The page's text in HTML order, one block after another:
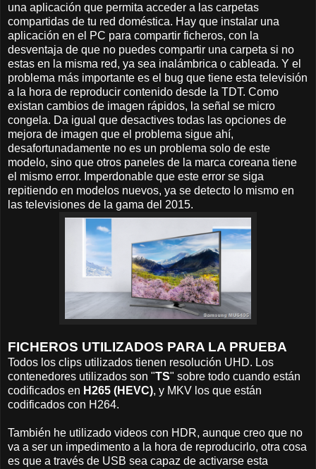
una aplicación que permita acceder a las carpetas
compartidas de tu red doméstica. Hay que instalar una
aplicación en el PC para compartir ficheros, con la
desventaja de que no puedes compartir una carpeta si no
estas en la misma red, ya sea inalámbrica o cableada. Y el
problema más importante es el bug que tiene esta televisión
a la hora de reproducir contenido desde la TDT. Como
existan cambios de imagen rápidos, la señal se micro
congela. Da igual que desactives todas las opciones de
mejora de imagen que el problema sigue ahí,
desafortunadamente no es un problema solo de este
modelo, sino que otros paneles de la marca coreana tiene
el mismo error. Imperdonable que este error se siga
repitiendo en modelos nuevos, ya se detecto lo mismo en
las televisiones de la gama del 2015.
FICHEROS UTILIZADOS PARA LA PRUEBA
Todos los clips utilizados tienen resolución UHD. Los
contenedores utilizados son "TS" sobre todo cuando están
codificados en H265 (HEVC), y MKV los que están
codificados con H264.
También he utilizado videos con HDR, aunque creo que no
va a ser un impedimento a la hora de reproducirlo, otra cosa
es que a través de USB sea capaz de activarse esta